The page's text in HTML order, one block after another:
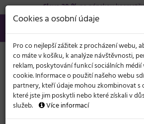
Sleva 20 %na pánskou
566 440 099
info@svetkadernictvi.cz
Po−pá: 8−17
Vše o nákupu
KATEGORIE
MENU
Kadeřnické potřeby Jednorázové
Cookies a osobní údaje
Pro co nejlepší zážitek z procházení webu,
co máte v košíku, k analýze návštěvnosti,
reklam, poskytování funkcí sociálních
cookie. Informace o použití našeho webu
partnery, kteří údaje mohou zkombinovat s
které jste jim poskytli nebo které získali v
služeb.
Více informací